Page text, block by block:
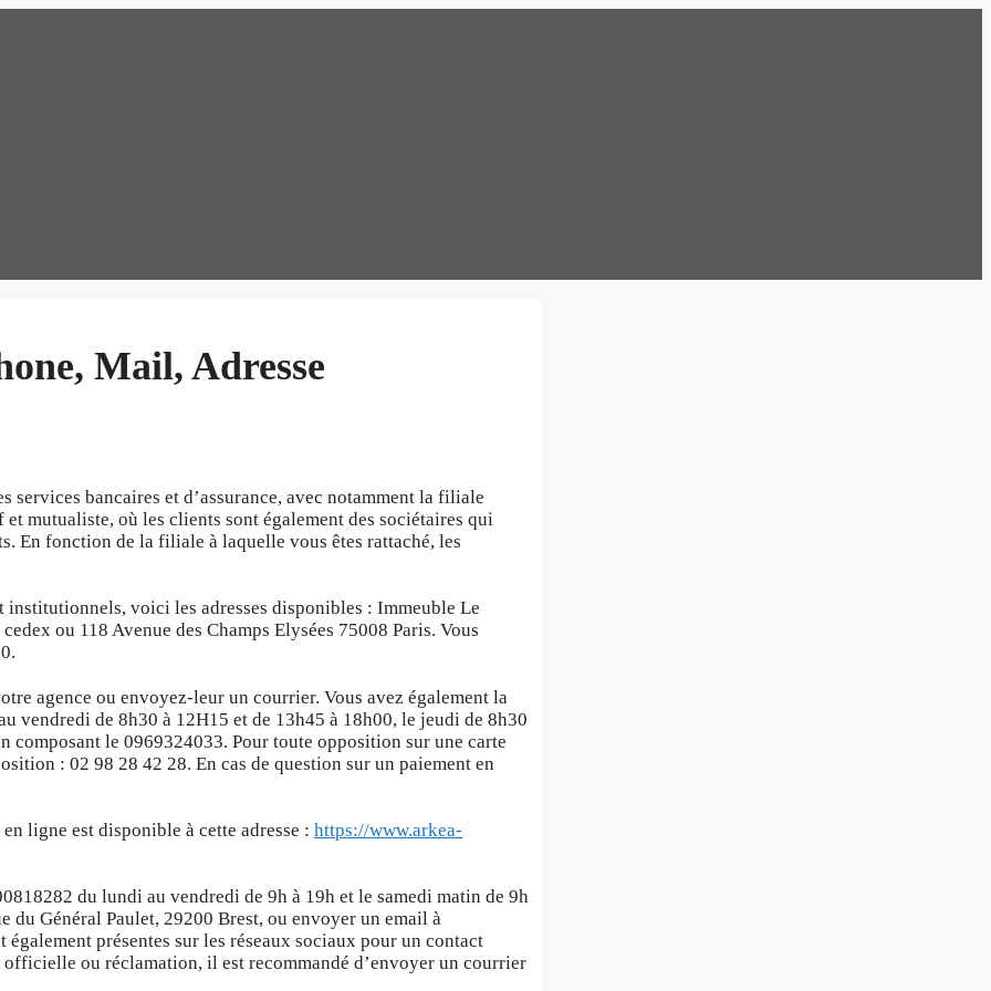
Mail, Adresse
bancaires et d’assurance, avec notamment la filiale
mutualiste, où les clients sont également des sociétaires qui
En fonction de la filiale à laquelle vous êtes rattaché, les
institutionnels, voici les adresses disponibles : Immeuble Le
ou 118 Avenue des Champs Elysées 75008 Paris. Vous
agence ou envoyez-leur un courrier. Vous avez également la
vendredi de 8h30 à 12H15 et de 13h45 à 18h00, le jeudi de 8h30
composant le 0969324033. Pour toute opposition sur une carte
: 02 98 28 42 28. En cas de question sur un paiement en
ligne est disponible à cette adresse : https://www.arkea-
du lundi au vendredi de 9h à 19h et le samedi matin de 9h
du Général Paulet, 29200 Brest, ou envoyer un email à
présentes sur les réseaux sociaux pour un contact
ou réclamation, il est recommandé d’envoyer un courrier